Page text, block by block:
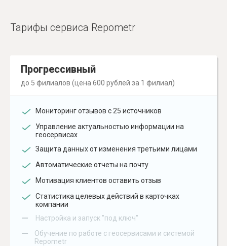
Тарифы сервиса Repometr
Прогрессивный
до 5 филиалов (цена 600 рублей за 1 филиал)
Мониторинг отзывов с 25 источников
Управление актуальностью информации на
геосервисах
Защита данных от изменения третьими лицами
Автоматические отчеты на почту
Мотивация клиентов оставить отзыв
Статистика целевых действий в карточках
компании
– Настройка и запуск "под ключ"
–
Обучение по работе с геосервисами и системой
Repometr